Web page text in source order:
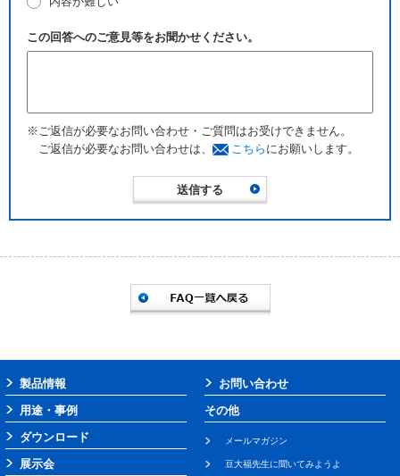
この回答へのご意見等をお聞かせください。
※ご返信が必要なお問い合わせ・ご質問はお受けできません。
ご返信が必要なお問い合わせは、
こちら にお願いします。
製品情報
用途・事例
ダウンロード
展示会
お問い合わせ
その他
メールマガジン
豆大福先生に聞いてみようよ